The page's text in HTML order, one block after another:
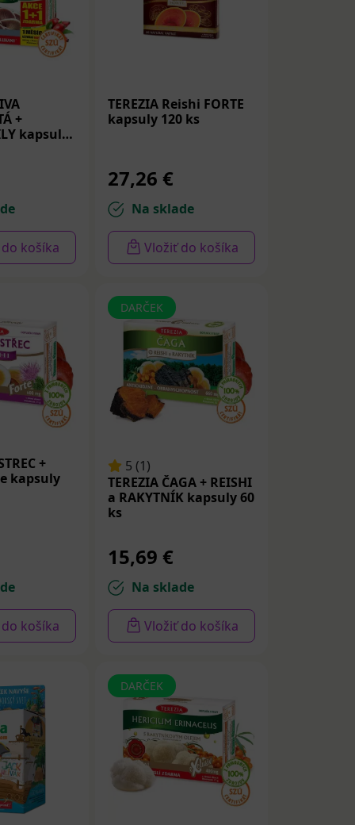
nervovej
Sibíri“. V
výživy sa
zdravia
výmeny a
+
kapsuly
košíka
TEREZIA Reishi FORTE
kapsuly 120 ks
27,26 €
Na sklade
Vložiť do košíka
+
kapsuly
košíka
DARČEK
5 (1)
TEREZIA ČAGA + REISHI
a RAKYTNÍK kapsuly 60
ks
15,69 €
Na sklade
Vložiť do košíka
DARČEK